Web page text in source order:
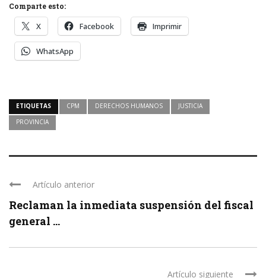
Comparte esto:
X Facebook Imprimir
WhatsApp
ETIQUETAS CPM DERECHOS HUMANOS
JUSTICIA
PROVINCIA
Artículo anterior
Reclaman la inmediata suspensión del fiscal
general ...
Artículo siguiente